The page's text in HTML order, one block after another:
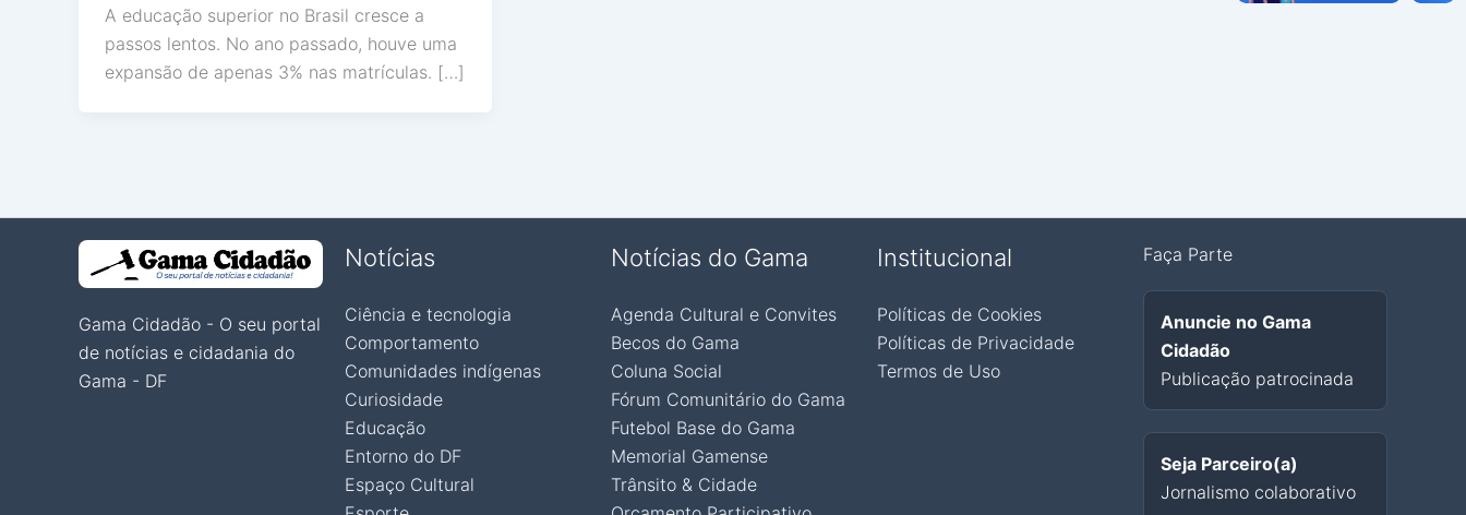
A educação superior no Brasil cresce a
passos lentos. No ano passado, houve uma
expansão de apenas 3% nas matrículas. […]
Gama Cidadão - O seu portal
de notícias e cidadania do
Gama - DF
Notícias
Ciência e tecnologia
Comportamento
Comunidades indígenas
Curiosidade
Educação
Entorno do DF
Espaço Cultural
Notícias do Gama
Agenda Cultural e Convites
Becos do Gama
Coluna Social
Fórum Comunitário do Gama
Futebol Base do Gama
Memorial Gamense
Trânsito & Cidade
Institucional
Políticas de Cookies
Políticas de Privacidade
Termos de Uso
Faça Parte
Anuncie no Gama
Cidadão
Publicação patrocinada
Seja Parceiro(a)
Jornalismo colaborativo